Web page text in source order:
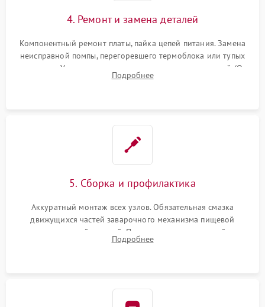
4. Ремонт и замена деталей
Компонентный ремонт платы, пайка цепей питания. Замена
неисправной помпы, перегоревшего термоблока или тупых
жерновов. Установка новых силиконовых уплотнителей (O-
ring) и тефлоновых трубок для надежного устранения
Подробнее
5. Сборка и профилактика
Аккуратный монтаж всех узлов. Обязательная смазка
движущихся частей заварочного механизма пищевой
силиконовой смазкой. Проведение программной
декальцинации и очистки системы от кофейных масел.
Подробнее